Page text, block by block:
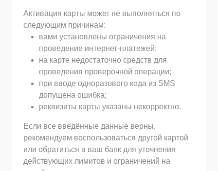
Активация карты может не выполняться по
следующим причинам:
вами установлены ограничения на
проведение интернет-платежей;
на карте недостаточно средств для
проведения проверочной операции;
при вводе одноразового кода из SMS
допущена ошибка;
реквизиты карты указаны некорректно.
Если все введённые данные верны,
рекомендуем воспользоваться другой картой
или обратиться в ваш банк для уточнения
действующих лимитов и ограничений на